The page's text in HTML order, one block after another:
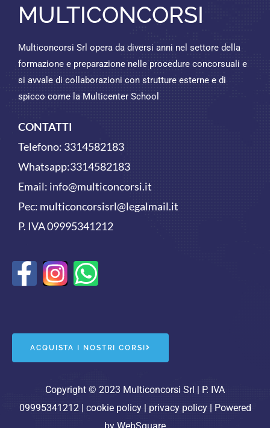
MULTICONCORSI
Multiconcorsi Srl opera da diversi anni nel settore della
formazione e preparazione nelle procedure concorsuali e
si avvale di collaborazioni con strutture esterne e di
spicco come la Multicenter School
CONTATTI
Telefono: 3314582183
Whatsapp:3314582183
Email: info@multiconcorsi.it
Pec: multiconcorsisrl@legalmail.it
P. IVA 09995341212
F
e
b
o
o
W
t
s
a
p
ACQUISTA I NOSTRI CORSI
Copyright © 2023 Multiconcorsi Srl | P. IVA
09995341212 | cookie policy| privacy policy| Powered